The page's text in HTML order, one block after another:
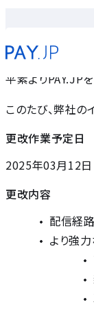
2025.03.11
平素よりPAY.JP
このたび、弊社
更改作業予定日
2025年03月12日
更改内容
配信経
より強